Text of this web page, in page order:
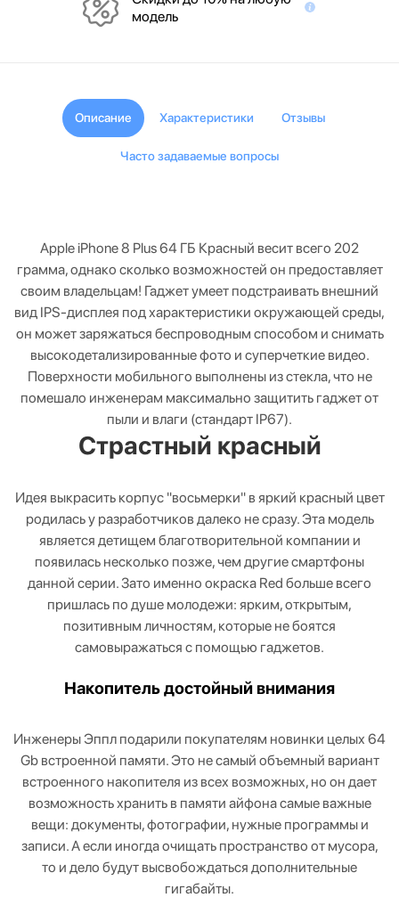
модель
Описание Характеристики Отзывы
Часто задаваемые вопросы
Apple iPhone 8 Plus 64 ГБ Красный весит всего 202
грамма, однако сколько возможностей он предоставляет
своим владельцам! Гаджет умеет подстраивать внешний
вид IPS-дисплея под характеристики окружающей среды,
он может заряжаться беспроводным способом и снимать
высокодетализированные фото и суперчеткие видео.
Поверхности мобильного выполнены из стекла, что не
помешало инженерам максимально защитить гаджет от
пыли и влаги (стандарт IP67).
Страстный красный
Идея выкрасить корпус "восьмерки" в яркий красный цвет
родилась у разработчиков далеко не сразу. Эта модель
является детищем благотворительной компании и
появилась несколько позже, чем другие смартфоны
данной серии. Зато именно окраска Red больше всего
пришлась по душе молодежи: ярким, открытым,
позитивным личностям, которые не боятся
самовыражаться с помощью гаджетов.
Накопитель достойный внимания
Инженеры Эппл подарили покупателям новинки целых 64
Gb встроенной памяти. Это не самый объемный вариант
встроенного накопителя из всех возможных, но он дает
возможность хранить в памяти айфона самые важные
вещи: документы, фотографии, нужные программы и
записи. А если иногда очищать пространство от мусора,
то и дело будут высвобождаться дополнительные
гигабайты.